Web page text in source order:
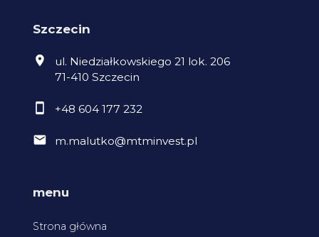
Szczecin
ul. Niedziałkowskiego 21 lok. 206
71-410 Szczecin
+48 604 177 232
m.malutko@mtminvest.pl
menu
Strona główna